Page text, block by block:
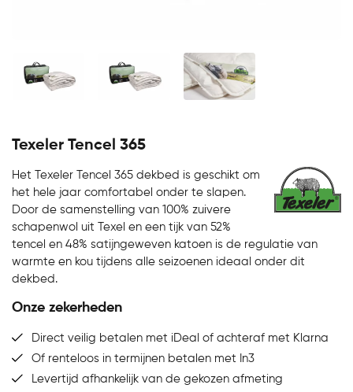
Texeler Tencel 365
Het Texeler Tencel 365 dekbed is geschikt om
het hele jaar comfortabel onder te slapen.
Door de samenstelling van 100% zuivere
schapenwol uit Texel en een tijk van 52%
tencel en 48% satijngeweven katoen is de regulatie van
warmte en kou tijdens alle seizoenen ideaal onder dit
dekbed.
Onze zekerheden
Direct veilig betalen met iDeal of achteraf met Klarna
Of renteloos in termijnen betalen met In3
Levertijd afhankelijk van de gekozen afmeting